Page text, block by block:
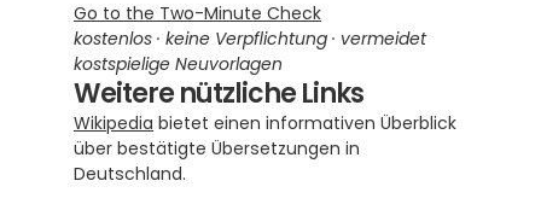
Go to the Two-Minute Check
kostenlos · keine Verpflichtung · vermeidet
kostspielige Neuvorlagen
Weitere nützliche Links
Wikipedia bietet einen informativen Überblick
über bestätigte Übersetzungen in
Deutschland.